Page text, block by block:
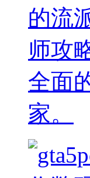
的流
师攻
全面
家。